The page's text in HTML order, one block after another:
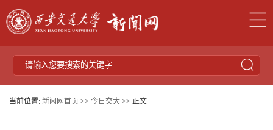
当前位置: 新闻网首页 >> 今日交大 >> 正文